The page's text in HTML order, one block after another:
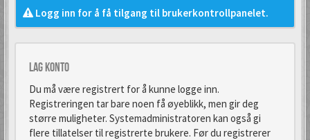
Logg inn for å få tilgang til brukerkontrollpanelet.
Lag konto
Du må være registrert for å kunne logge inn.
Registreringen tar bare noen få øyeblikk, men gir deg
større muligheter. Systemadministratoren kan også gi
flere tillatelser til registrerte brukere. Før du registrerer